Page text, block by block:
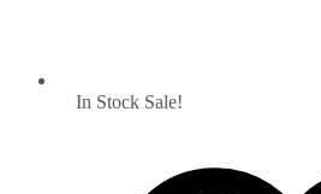
In Stock Sale!